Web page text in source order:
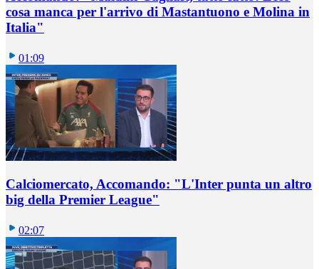
cosa manca per l'arrivo di Mastantuono e Molina in
Italia"
01:09
Calciomercato, Accomando: "L'Inter punta un altro
big della Premier League"
02:07